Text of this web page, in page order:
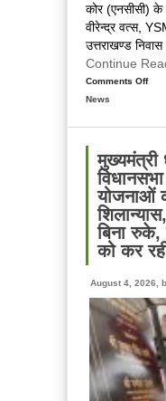
कोर (एनसीसी)
वीरेन्द्र वत्स,
उत्तराखण्ड
Continue
Comments Offon
ने
की
भेंट,
के
एवं
News
मुख्यमंत्री
योजनाओं
बिना
को कर
August 4, 2026,